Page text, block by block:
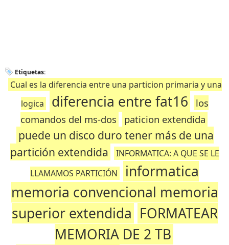
Etiquetas:
Cual es la diferencia entre una particion primaria y una
logica
diferencia entre fat16
los
comandos del ms-dos
paticion extendida
puede un disco duro tener más de una
partición extendida
INFORMATICA: A QUE SE LE
LLAMAMOS PARTICIÓN
informatica
memoria convencional memoria
superior extendida FORMATEAR
MEMORIA DE 2 TB